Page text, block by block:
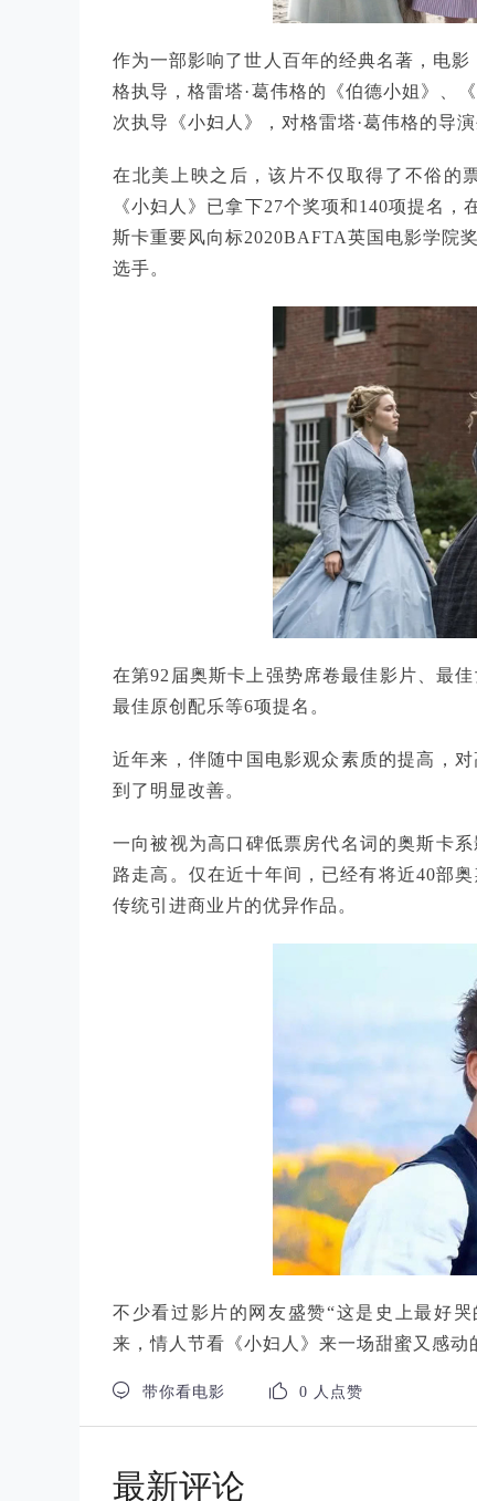
作为一部影响了世人百年的经典名著，电
格执导，格雷塔·葛伟格的《伯德小姐》、
次执导《小妇人》，对格雷塔·葛伟格的导
在北美上映之后，该片不仅取得了不俗的
《小妇人》已拿下27个奖项和140项提名
斯卡重要风向标2020BAFTA英国电影学院
选手。
在第92届奥斯卡上强势席卷最佳影片、最
最佳原创配乐等6项提名。
近年来，伴随中国电影观众素质的提高，
到了明显改善。
一向被视为高口碑低票房代名词的奥斯卡
路走高。仅在近十年间，已经有将近40部
传统引进商业片的优异作品。
不少看过影片的网友盛赞“这是史上最好
来，情人节看《小妇人》来一场甜蜜又感动
 带你看电影  0 人点赞
最新评论